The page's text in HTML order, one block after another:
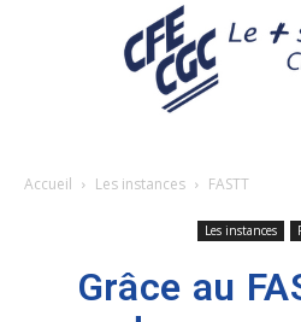
Accueil Les instances FASTT
Les instances
Grâce au